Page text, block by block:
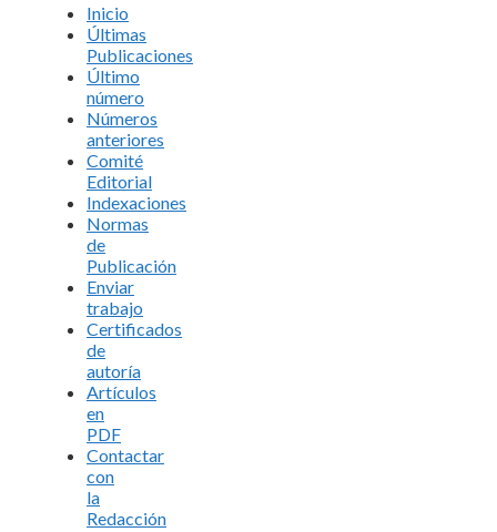
Inicio
Últimas
Publicaciones
Último
número
Números
anteriores
Comité
Editorial
Indexaciones
Normas
de
Publicación
Enviar
trabajo
Certificados
de
autoría
Artículos
en
PDF
Contactar
con
la
Redacción